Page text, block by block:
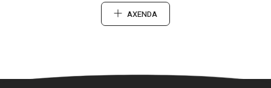
AXENDA